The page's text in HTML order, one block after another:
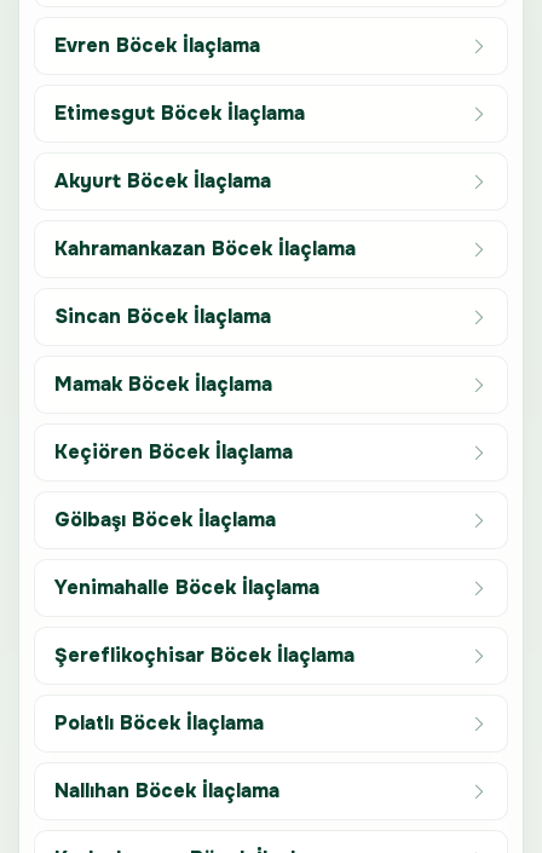
Evren Böcek İlaçlama
Etimesgut Böcek İlaçlama
Akyurt Böcek İlaçlama
Kahramankazan Böcek İlaçlama
Sincan Böcek İlaçlama
Mamak Böcek İlaçlama
Keçiören Böcek İlaçlama
Gölbaşı Böcek İlaçlama
Yenimahalle Böcek İlaçlama
Şereflikoçhisar Böcek İlaçlama
Polatlı Böcek İlaçlama
Nallıhan Böcek İlaçlama